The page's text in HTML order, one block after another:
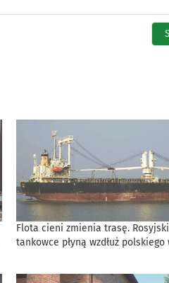
Flota cieni zmienia trasę.
tankowce płyną wzdłuż polskiego